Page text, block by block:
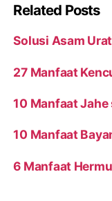
Related Posts
Solusi Asam
27 Manfaat
10 Manfaat
10 Manfaat
6 Manfaat